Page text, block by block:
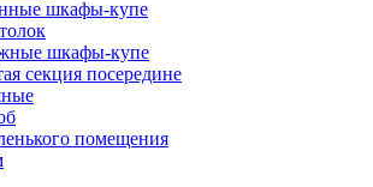
шкафы-купе
шкафы-купе
секция посередине
помещения